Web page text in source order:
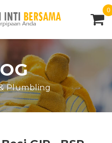
0
Plumbling